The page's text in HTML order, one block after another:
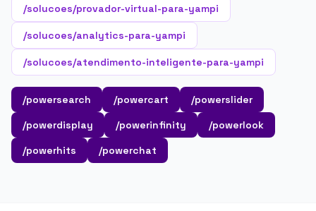
/solucoes/provador-virtual-para-yampi
/solucoes/analytics-para-yampi
/solucoes/atendimento-inteligente-para-yampi
/powersearch /powercart
/powerslider
/powerdisplay
/powerinfinity
/powerlook
/powerhits
/powerchat